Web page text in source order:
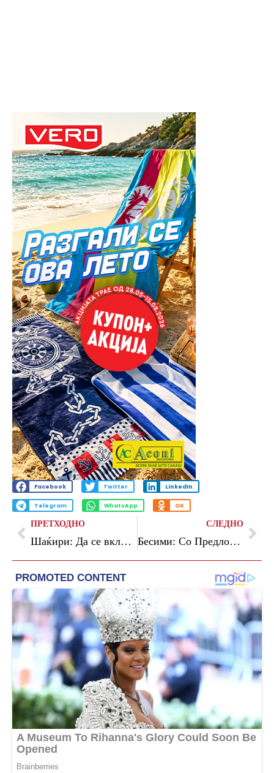
Facebook Twitter LinkedIn
Telegram WhatsApp OK
ПРЕТХОДНО
Шаќири: Да се вклучиме сите и заедно да градиме хармонична училишна средина
СЛЕДНО
Бесими: Со Предлог-законот нема експропријација на нелегално изградени објекти